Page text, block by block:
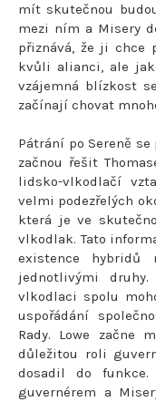
mít skutečnou
mezi ním a Misery
přiznává, že ji chce
kvůli alianci, ale
vzájemná blízkost
začínají chovat
Pátrání po Sereně
začnou řešit
lidsko-vlkodlačí
velmi podezřelých
která je ve
vlkodlak. Tato
existence hybridů
jednotlivými
vlkodlaci spolu
uspořádání
Rady. Lowe začne
důležitou roli
dosadil do
guvernérem a